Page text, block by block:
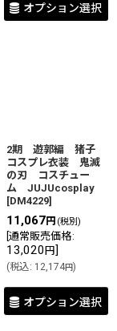
オプション選択
2期 遊郭編 猪子
コスプレ衣装 鬼滅
の刃 コスチュー
ム JUJUcosplay
[DM4229]
11,067円 (税別)
通常販売価格:
13,020 円]
(税込: 12,174円)
オプション選択